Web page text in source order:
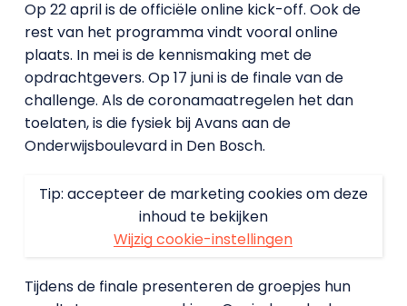
Op 22 april is de officiële online kick-off. Ook de
rest van het programma vindt vooral online
plaats. In mei is de kennismaking met de
opdrachtgevers. Op 17 juni is de finale van de
challenge. Als de coronamaatregelen het dan
toelaten, is die fysiek bij Avans aan de
Onderwijsboulevard in Den Bosch.
Tip: accepteer de marketing cookies om deze
inhoud te bekijken
Wijzig cookie-instellingen
Tijdens de finale presenteren de groepjes hun